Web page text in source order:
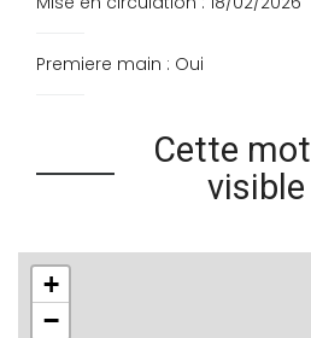
Premiere main : Oui
Cette
visible
+
−